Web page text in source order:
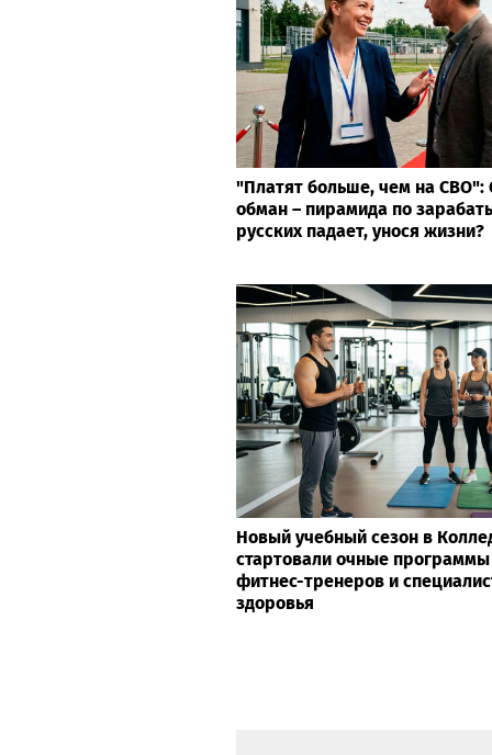
"Платят больше, чем на СВО":
обман – пирамида по
русских падает, унося жизни?
Новый учебный сезон в
стартовали очные программы
фитнес-тренеров и
здоровья